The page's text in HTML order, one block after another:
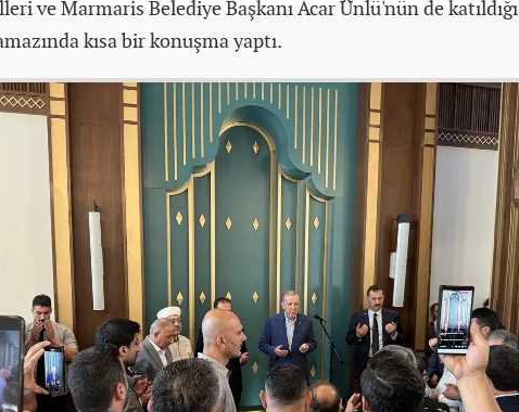
ve Marmaris Belediye Başkanı Acar Ünlü'nün de katıldığı
kısa bir konuşma yaptı.